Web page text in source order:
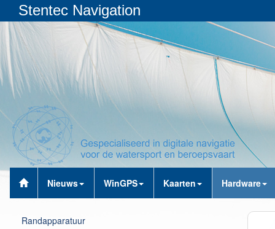
Stentec Navigation
Nieuws WinGPS Kaarten Hardware
Randapparatuur